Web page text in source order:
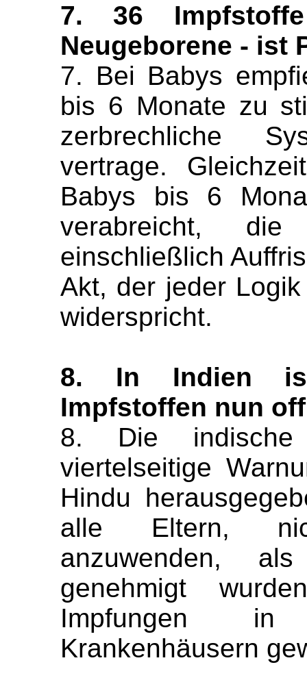
7. 36
Neugeborene - ist
7. Bei Babys
bis 6 Monate zu
zerbrechliche
vertrage.
Babys bis 6
verabreicht,
einschließlich
Akt, der jeder
widerspricht.
8. In Indien
Impfstoffen nun
8. Die
viertelseitige
Hindu
alle Eltern,
anzuwenden,
genehmigt
Impfungen in
Krankenhäusern